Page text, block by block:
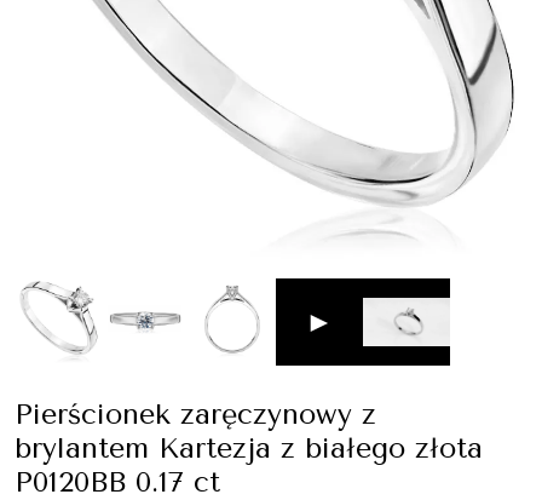
►
Pierścionek zaręczynowy z
brylantem Kartezja z białego złota
P0120BB 0.17 ct